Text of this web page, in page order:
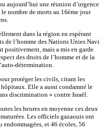
aujourd’hui une réunion d’urgence
nombre de morts au 16ème jour
dans la région en espérant
de l’homme des Nations Unies Navi
positivement, mais a mis en garde
des droits de l’homme et de la
détermination.
protéger les civils, citant les
hôpitaux. Elle a aussi condamné le
discrimination » contre Israël.
les heures en moyenne ces deux
Les officiels gazaouis ont
et 46 écoles, 56